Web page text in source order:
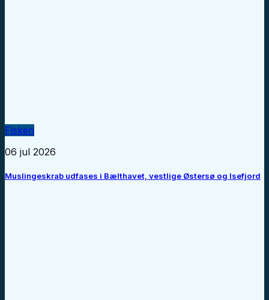
Fiskeri
06 jul 2026
Muslingeskrab udfases i Bælthavet, vestlige Østersø og Isefjord